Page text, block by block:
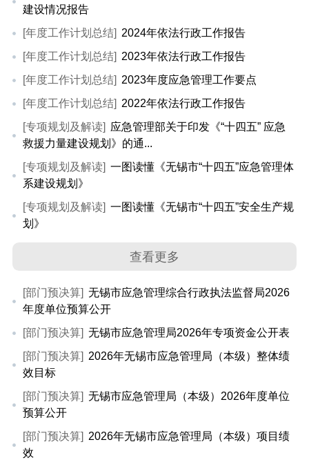
建设情况报告
[年度工作计划总结] 2024年依法行政工作报告
[年度工作计划总结] 2023年依法行政工作报告
[年度工作计划总结] 2023年度应急管理工作要点
[年度工作计划总结] 2022年依法行政工作报告
[专项规划及解读] 应急管理部关于印发《“十四五” 应急
救援力量建设规划》的通...
[专项规划及解读] 一图读懂《无锡市“十四五”应急管理体
系建设规划》
[专项规划及解读] 一图读懂《无锡市“十四五”安全生产规
划》
查看更多
[部门预决算] 无锡市应急管理综合行政执法监督局2026
年度单位预算公开
[部门预决算] 无锡市应急管理局2026年专项资金公开表
[部门预决算] 2026年无锡市应急管理局（本级）整体绩
效目标
[部门预决算] 无锡市应急管理局（本级）2026年度单位
预算公开
[部门预决算] 2026年无锡市应急管理局（本级）项目绩
效